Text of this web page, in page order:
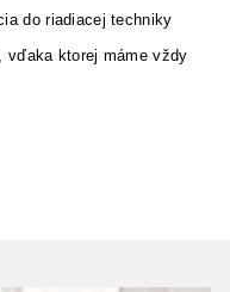
do riadiacej techniky
vďaka ktorej máme vždy